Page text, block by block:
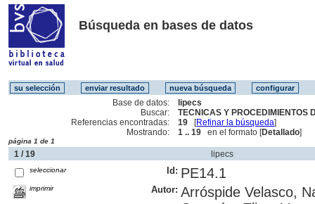
Búsqueda en bases de datos
Base de datos:
lipecs
Buscar:
TECNICAS Y PROCEDIMIENTOS
Referencias encontradas:
19 [Refinar la búsqueda]
Mostrando:
1 .. 19 en el formato [Detallado]
página 1 de 1
1 / 19 lipecs
seleccionar
imprimir
Id: PE14.1
Autor: Arróspide Velasco,